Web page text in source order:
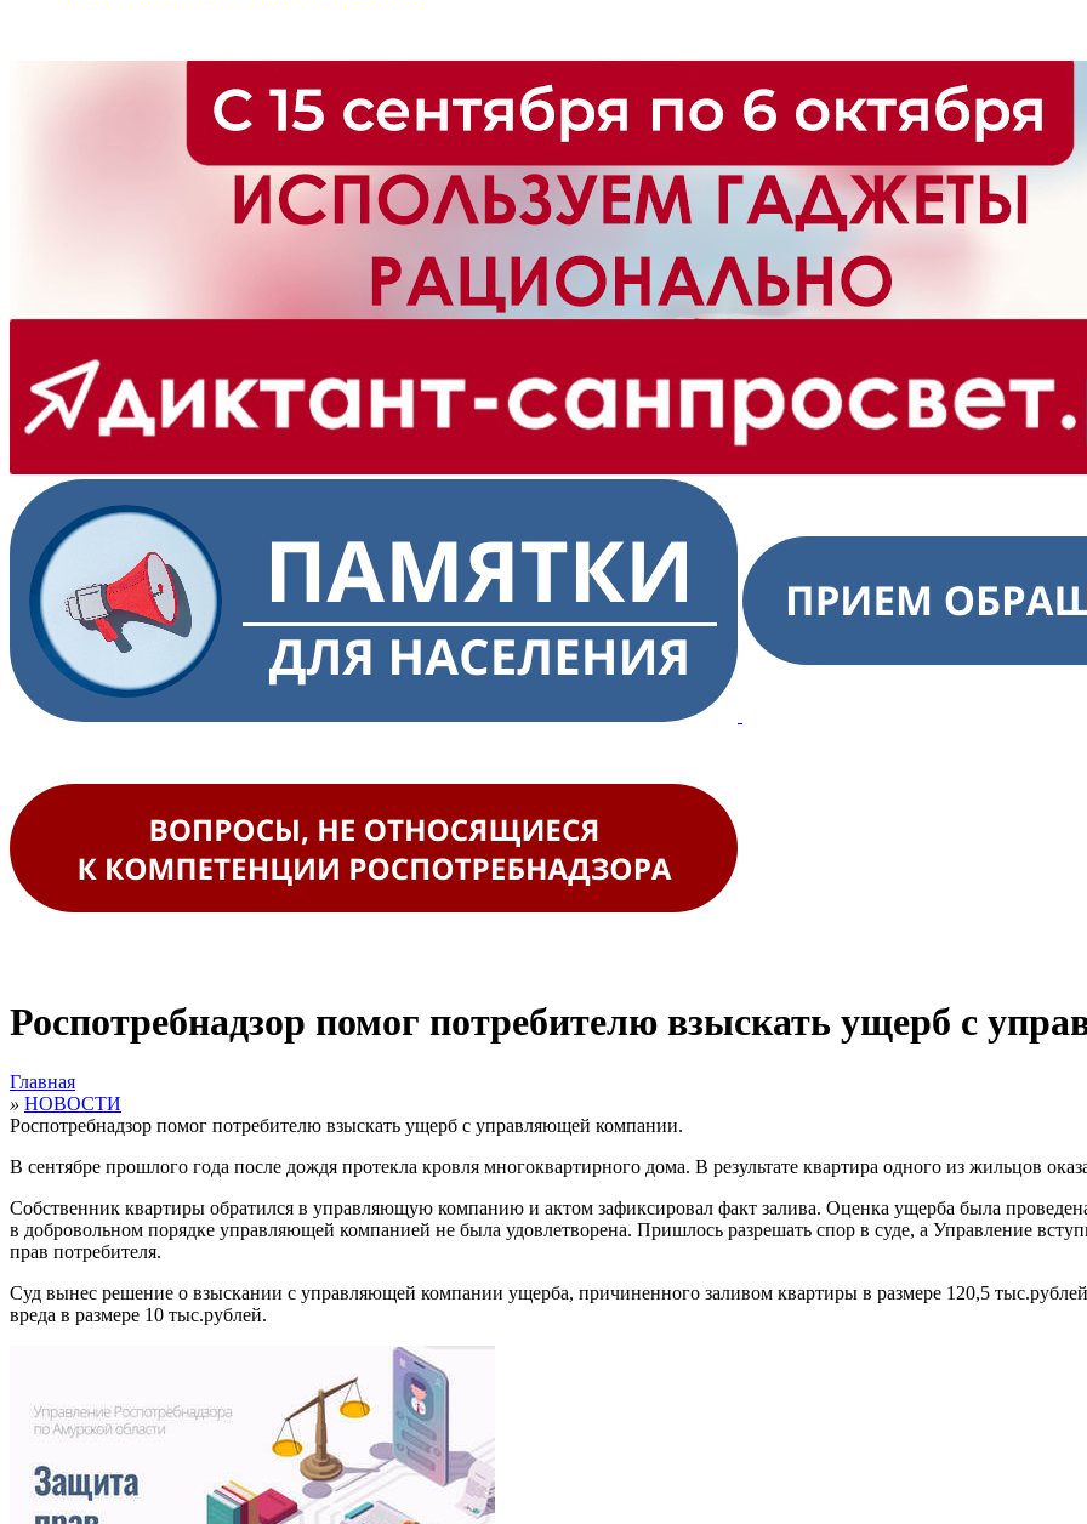
Роспотребнадзор помог потребителю взыскать ущерб с
Главная
» НОВОСТИ
Роспотребнадзор помог потребителю взыскать ущерб с управляющей компании.
В сентябре прошлого года после дождя протекла кровля многоквартирного дома. В результате квартира одного из жильцов
Собственник квартиры обратился в управляющую компанию и актом зафиксировал факт залива. Оценка ущерба была
в добровольном порядке управляющей компанией не была удовлетворена. Пришлось разрешать спор в суде, а Управление
прав потребителя.
Суд вынес решение о взыскании с управляющей компании ущерба, причиненного заливом квартиры в размере 120,5
вреда в размере 10 тыс.рублей.